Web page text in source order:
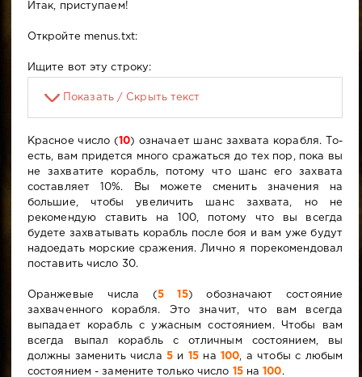
Итак, приступаем!
Откройте menus.txt:
Ищите вот эту строку:
Показать / Скрыть текст
Красное число (10) означает шанс захвата корабля. То-
есть, вам придется много сражаться до тех пор, пока вы
не захватите корабль, потому что шанс его захвата
составляет 10%. Вы можете сменить значения на
большие, чтобы увеличить шанс захвата, но не
рекомендую ставить на 100, потому что вы всегда
будете захватывать корабль после боя и вам уже будут
надоедать морские сражения. Лично я порекомендовал
поставить число 30.
Оранжевые числа (5 15) обозначают состояние
захваченного корабля. Это значит, что вам всегда
выпадает корабль с ужасным состоянием. Чтобы вам
всегда выпал корабль с отличным состоянием, вы
должны заменить числа 5 и 15 на 100 , а чтобы с любым
состоянием - замените только число 15 на100.